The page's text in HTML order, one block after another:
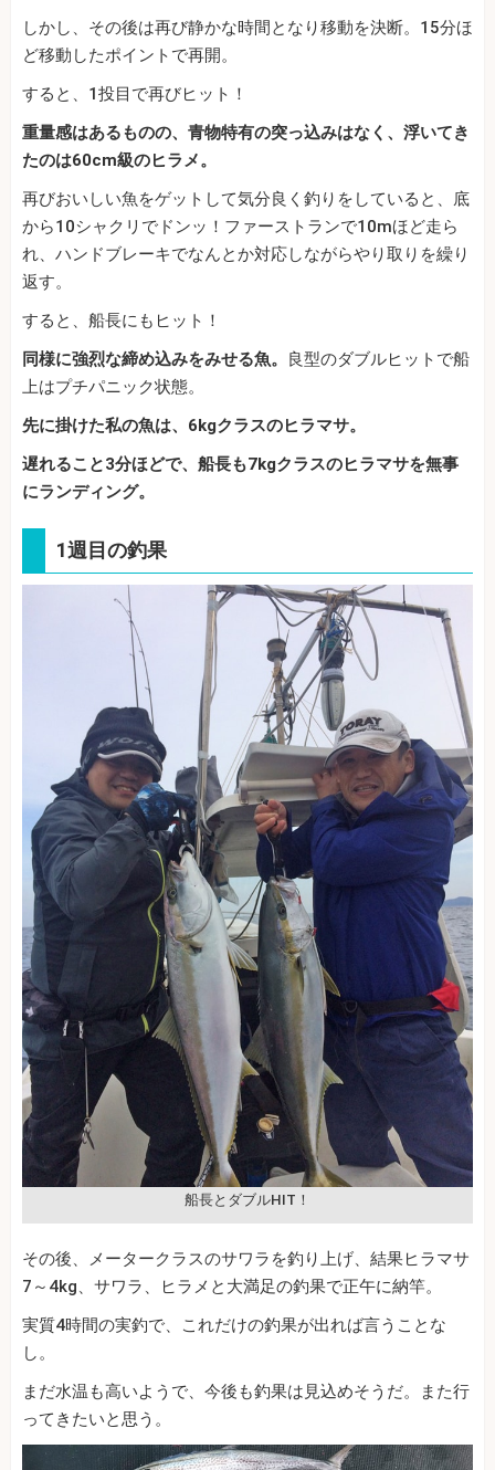
しかし、その後は再び静かな時間となり移動を決断。15分ほ
ど移動したポイントで再開。
すると、1投目で再びヒット！
重量感はあるものの、青物特有の突っ込みはなく、浮いてき
たのは60cm級のヒラメ。
再びおいしい魚をゲットして気分良く釣りをしていると、底
から10シャクリでドンッ！ファーストランで10mほど走ら
れ、ハンドブレーキでなんとか対応しながらやり取りを繰り
返す。
すると、船長にもヒット！
同様に強烈な締め込みをみせる魚。
良型のダブルヒットで船
上はプチパニック状態。
先に掛けた私の魚は、6kgクラスのヒラマサ。
遅れること3分ほどで、船長も7kgクラスのヒラマサを無事
にランディング。
1週目の釣果
船長とダブルHIT！
その後、メータークラスのサワラを釣り上げ、結果ヒラマサ
7～4kg、サワラ、ヒラメと大満足の釣果で正午に納竿。
実質4時間の実釣で、これだけの釣果が出れば言うことな
し。
まだ水温も高いようで、今後も釣果は見込めそうだ。また行
ってきたいと思う。